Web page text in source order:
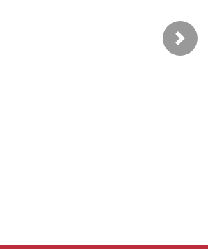
Next